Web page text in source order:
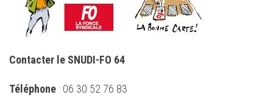
Contacter le SNUDI-FO 64
Téléphone : 06 30 52 76 83